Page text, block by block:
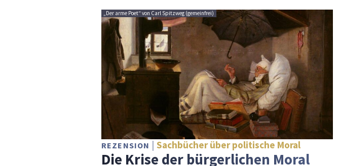
„Der arme Poet“ von Carl Spitzweg (gemeinfrei)
REZENSION Sachbücher über politische Moral
Die Krise der bürgerlichen Moral